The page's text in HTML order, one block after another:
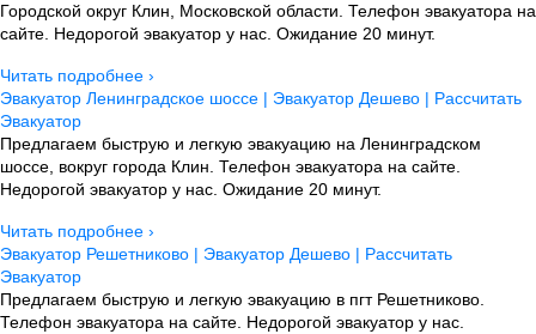
Городской округ Клин, Московской области. Телефон эвакуатора на
сайте. Недорогой эвакуатор у нас. Ожидание 20 минут.
Читать подробнее ›
Эвакуатор Ленинградское шоссе | Эвакуатор Дешево | Рассчитать
Эвакуатор
Предлагаем быструю и легкую эвакуацию на Ленинградском
шоссе, вокруг города Клин. Телефон эвакуатора на сайте.
Недорогой эвакуатор у нас. Ожидание 20 минут.
Читать подробнее ›
Эвакуатор Решетниково | Эвакуатор Дешево | Рассчитать
Эвакуатор
Предлагаем быструю и легкую эвакуацию в пгт Решетниково.
Телефон эвакуатора на сайте. Недорогой эвакуатор у нас.